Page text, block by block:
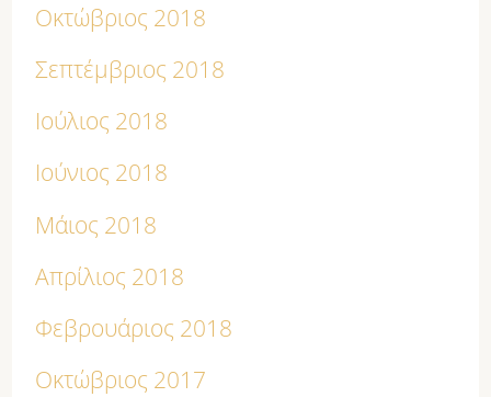
Οκτώβριος 2018
Σεπτέμβριος 2018
Ιούλιος 2018
Ιούνιος 2018
Μάιος 2018
Απρίλιος 2018
Φεβρουάριος 2018
Οκτώβριος 2017